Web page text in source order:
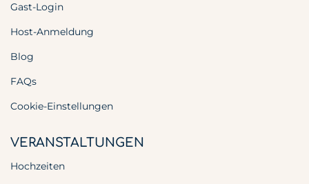
Gast-Login
Host-Anmeldung
Blog
FAQs
Cookie-Einstellungen
VERANSTALTUNGEN
Hochzeiten